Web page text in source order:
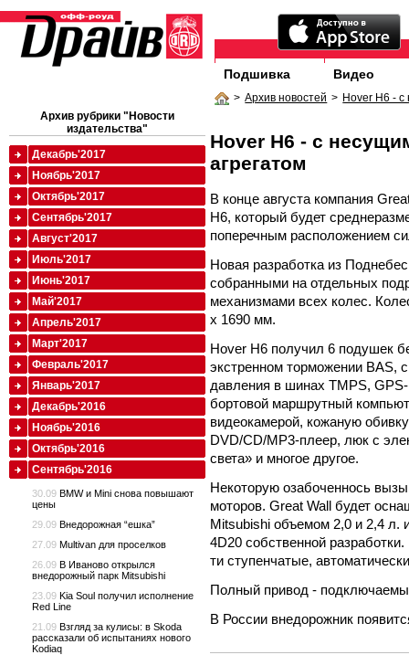
Подшивка Видео
> Архив новостей > Hover H6 -
Hover H6 - с
агрегатом
В конце августа компания
H6, который будет
поперечным расположением
Новая разработка из
собранными на отдельных
механизмами всех колес.
х 1690 мм.
Hover H6 получил 6 подушек
экстренном торможении BAS,
давления в шинах TMPS,
бортовой маршрутный
видеокамерой, кожаную
DVD/CD/MP3-плеер, люк с
света» и многое другое.
Некоторую озабоченнось
моторов. Great Wall будет
Mitsubishi объемом 2,0 и 2,4 л.
4D20 собственной
ти ступенчатые,
Полный привод -
В России внедорожник
Архив рубрики "Новости
издательства"
Декабрь'2017
Ноябрь'2017
Октябрь'2017
Сентябрь'2017
Август'2017
Июль'2017
Июнь'2017
Май'2017
Апрель'2017
Март'2017
Февраль'2017
Январь'2017
Декабрь'2016
Ноябрь'2016
Октябрь'2016
Сентябрь'2016
30.09 BMW и Mini снова повышают
цены
29.09 Внедорожная “ешка”
27.09 Multivan для проселков
26.09 В Иваново открылся
внедорожный парк Mitsubishi
23.09 Kia Soul получил исполнение
Red Line
21.09 Взгляд за кулисы: в Skoda
рассказали об испытаниях нового
Kodiaq